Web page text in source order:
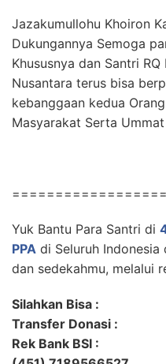
Jazakumullohu Khoiron
Dukungannya Semoga
Khususnya dan Santri
Nusantara terus bisa
kebanggaan kedua
Masyarakat Serta Ummat
Yuk Bantu Para Santri di
PPA di Seluruh
dan sedekahmu, melalui
Silahkan Bisa :
Transfer Donasi :
Rek Bank BSI :